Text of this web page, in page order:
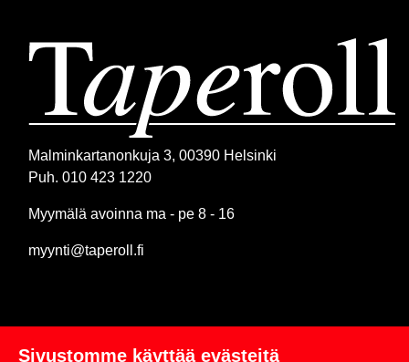
Malminkartanonkuja 3, 00390 Helsinki
Puh. 010 423 1220
Myymälä avoinna ma - pe 8 - 16
myynti@taperoll.fi
Sivustomme käyttää evästeitä